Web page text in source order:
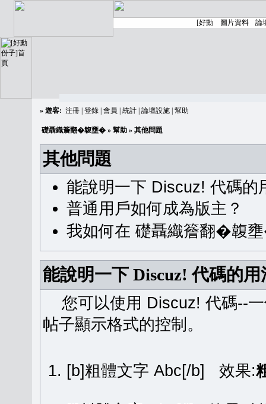
» 遊客: 注冊 登錄 會員 統計 論壇設施 幫助
礎聶織簷翻�䪖壅� » 幫助 » 其他問題
其他問題
能說明一下 Discuz! 代碼的
普通用戶如何成為版主？
我如何在 礎聶織簷翻�䪖
能說明一下 Discuz! 代碼的用
您可以使用 Discuz! 代碼--一
帖子顯示格式的控制。
[b]粗體文字 Abc[/b] 效果: